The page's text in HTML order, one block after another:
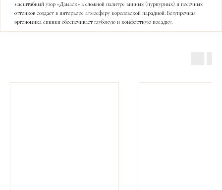
масштабный узор «Дамаск» в сложной палитре винных (пурпурных) и песочных
оттенков создает в интерьере атмосферу королевской парадной. Безупречная
эргономика спинки обеспечивает глубокую и комфортную посадку.